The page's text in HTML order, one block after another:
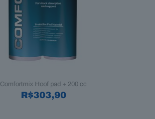
Comfortmix Hoof pad + 200 cc
R$303,90